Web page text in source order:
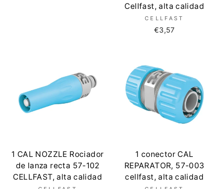
Cellfast, alta calidad
CELLFAST
€3,57
1 CAL NOZZLE Rociador
de lanza recta 57-102
CELLFAST, alta calidad
1 conector CAL
REPARATOR, 57-003
cellfast, alta calidad